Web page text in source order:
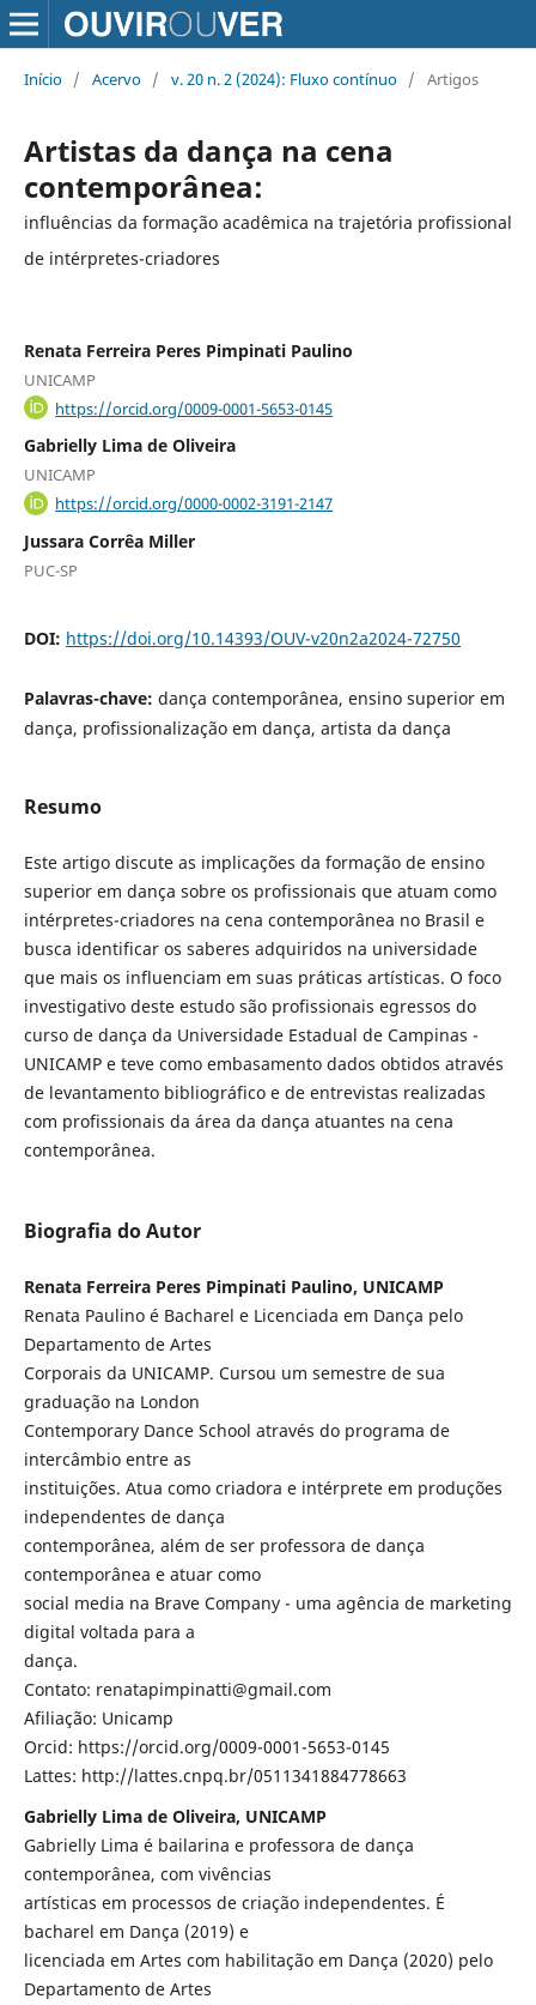
Início / Acervo / v. 20 n. 2 (2024): Fluxo contínuo / Artigos
Artistas da dança na cena
contemporânea:
influências da formação acadêmica na trajetória profissional
de intérpretes-criadores
Renata Ferreira Peres Pimpinati Paulino
UNICAMP
https://orcid.org/0009-0001-5653-0145
Gabrielly Lima de Oliveira
UNICAMP
https://orcid.org/0000-0002-3191-2147
Jussara Corrêa Miller
PUC-SP
DOI: https://doi.org/10.14393/OUV-v20n2a2024-72750
Palavras-chave: dança contemporânea, ensino superior em
dança, profissionalização em dança, artista da dança
Resumo
Este artigo discute as implicações da formação de ensino
superior em dança sobre os profissionais que atuam como
intérpretes-criadores na cena contemporânea no Brasil e
busca identificar os saberes adquiridos na universidade
que mais os influenciam em suas práticas artísticas. O foco
investigativo deste estudo são profissionais egressos do
curso de dança da Universidade Estadual de Campinas -
UNICAMP e teve como embasamento dados obtidos através
de levantamento bibliográfico e de entrevistas realizadas
com profissionais da área da dança atuantes na cena
contemporânea.
Biografia do Autor
Renata Ferreira Peres Pimpinati Paulino, UNICAMP
Renata Paulino é Bacharel e Licenciada em Dança pelo
Departamento de Artes
Corporais da UNICAMP. Cursou um semestre de sua
graduação na London
Contemporary Dance School através do programa de
intercâmbio entre as
instituições. Atua como criadora e intérprete em produções
independentes de dança
contemporânea, além de ser professora de dança
contemporânea e atuar como
social media na Brave Company - uma agência de marketing
digital voltada para a
dança.
Contato: renatapimpinatti@gmail.com
Afiliação: Unicamp
Orcid: https://orcid.org/0009-0001-5653-0145
Lattes: http://lattes.cnpq.br/0511341884778663
Gabrielly Lima de Oliveira, UNICAMP
Gabrielly Lima é bailarina e professora de dança
contemporânea, com vivências
artísticas em processos de criação independentes. É
bacharel em Dança (2019) e
licenciada em Artes com habilitação em Dança (2020) pelo
Departamento de Artes